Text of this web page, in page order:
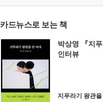
카드뉴스로 보는 책
박상영 『지
인터뷰
지푸라기 왕관